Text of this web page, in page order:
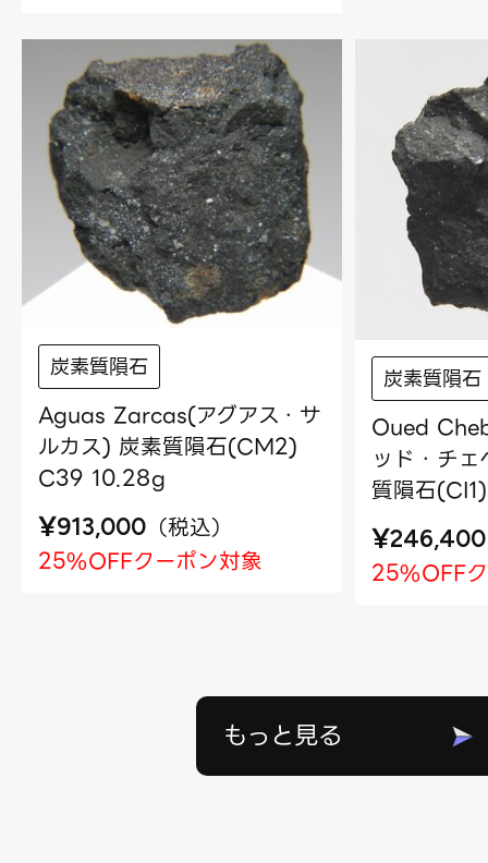
炭素質隕石
Aguas Zarcas(アグアス・サ
ルカス) 炭素質隕石(CM2)
C39 10.28g
¥913,000 （税込）
25%OFFクーポン対象
炭素質隕石
Oued
ッド・チ
質隕石
¥246,400
25%OFF
もっと見る